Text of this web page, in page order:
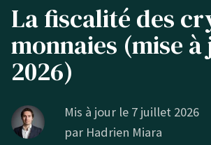
La fiscalité des
monnaies (mise
2026)
Mis à jour le 7 juillet 2026
par Hadrien Miara